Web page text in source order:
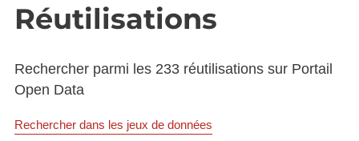
Réutilisations
Rechercher parmi les 233 réutilisations sur Portail
Open Data
Rechercher dans les jeux de données